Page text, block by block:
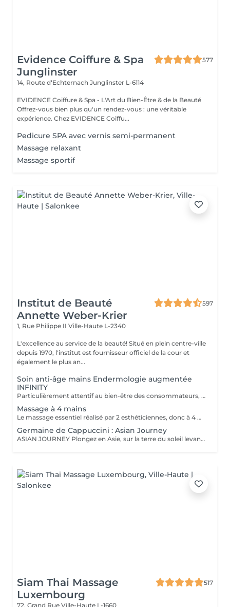
Evidence Coiffure & Spa
Junglinster
577
14, Route d‘Echternach Junglinster L-6114
EVIDENCE Coiffure & Spa - L'Art du Bien-Être & de la Beauté
Offrez-vous bien plus qu'un rendez-vous : une véritable
expérience. Chez EVIDENCE Coiffu...
Pedicure SPA avec vernis semi-permanent
Massage relaxant
Massage sportif
Institut de Beauté
Annette Weber-Krier
597
1, Rue Philippe II Ville-Haute L-2340
L'excellence au service de la beauté! Situé en plein centre-ville
depuis 1970, l'institut est fournisseur officiel de la cour et
également le plus an...
Soin anti-âge mains Endermologie augmentée
INFINITY
Particulièrement attentif au bien-être des consommateurs, ce nouveau protocole exclusif LPG® est l'alliance de la technicité, qui s'appuie sur la technologie brevetée de l'appareil CelluM6 Alliance® et de la sensorialité pour une efficacité immédiate et durable sur le corps. Et ce, grâce à une succession de manoeuvres réalisées à la fois par la tête de traitement Alliance®, la pose d'un masque et par les mains du praticien
Massage à 4 mains
Le massage essentiel réalisé par 2 esthéticiennes, donc à 4 mains est un massage du corps complet aux huiles essentielles, qui apporte une profonde relaxation. C'est une technique favorisant la circulation énergétique et qui réactive le métabolisme. C'est un massage où on retrouve le plaisir de donner et de recevoir. En fait c'est un mélange de différentes techniques : californienne, quant au rythme, la fluidité, manoeuvres enveloppantes, et suédoise, travail précis sur les différentes parties du corps.
Germaine de Cappuccini : Asian Journey
ASIAN JOURNEY Plongez en Asie, sur la terre du soleil levant, où chaque détail est conçu pour offrir harmonie et équilibre grâce à des soins exclusifs qui capturent l'esprit zen des anciens rituels japonais, infusés avec l'essence culturelle et cérémonielle du thé. La collection présente un parfum neuro-scientifiquement prouvé qui favorise l'harmonie et l'équilibre entre le corps et l'esprit. Des notes lactées enveloppantes s'associent à des bois crémeux sophistiqués et à des fruits exotiques. ACTIMOOD PROGRAM® : WELLBEINGMATCHA RENEWAL EXFOLIATION POUR LE CORPS Rituel d'exfoliation conçu pour révéler une peau douce et radieuse. Une formule exclusive à effet antioxydant qui enveloppe le corps d'une étreinte nourrissante et transformatrice. La caresse de sa texture gel extraordinaire permet une exfoliation aussi efficace qu'agréable. SERENITY SANCTUARY MASSAGE CORPOREL Inspiré du Shiatsu, une technique millénaire originaire du Japon, ce massage à effet relaxant vise à harmoniser le rythme naturel du corps en travaillant les méridiens énergétiques. La texture douce du lait de massage facilite le traitement, garantissant une glisse douce et agréable, tout en vous plongeant dans une atmosphère de profonde sérénité. ZEN CEREMONY RITUEL Conçu pour harmoniser le corps et l'esprit, ce rituel corporel associe la préparation et le soin de la peau à la philosophie orientale de l'équilibre holistique. Inspiré par le travail des méridiens énergétiques, il favorise un sentiment de bien-être total et profond.
Siam Thai Massage
Luxembourg
517
72, Grand Rue Ville-Haute L-1660